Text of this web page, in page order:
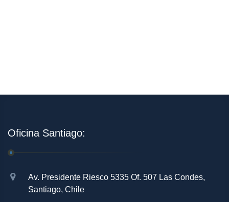
Oficina Santiago:
Av. Presidente Riesco 5335 Of. 507 Las Condes,
Santiago, Chile